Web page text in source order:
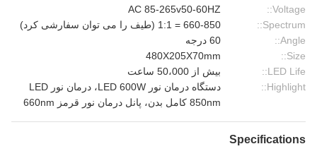
Voltage::
AC 85-265v50-60HZ
Spectrum::
660-850 = 1:1 (طیف را می توان سفارشی کرد)
Angle::
60 درجه
Size::
480X205X70mm
LED Life::
بیش از 50،000 ساعت
Highlight::
دستگاه درمان نور LED 600W، درمان نور LED
850nm کامل بدن، پانل درمان نور قرمز 660nm
Specifications